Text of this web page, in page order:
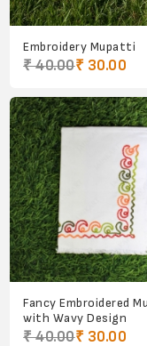
Embroidery Mupatti
₹ 40.00₹ 30.00
Fancy Embroidered
with Wavy Design
₹ 40.00₹ 30.00